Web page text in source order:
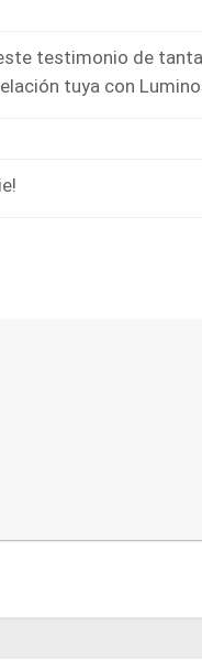
testimonio de
tuya con